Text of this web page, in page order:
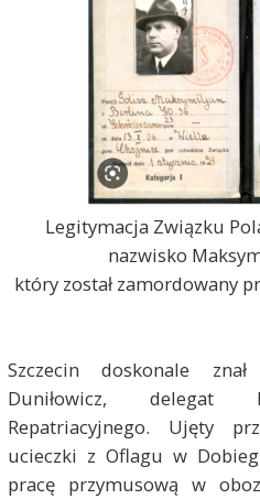
Legitymacja Związku
nazwisko
który został zamordowany
Szczecin doskonale
Duniłowicz, delegat
Repatriacyjnego. Ujęty
ucieczki z Oflagu w
pracę przymusową w